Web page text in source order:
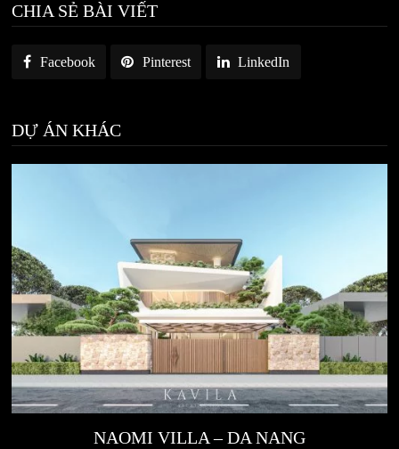
CHIA SẺ BÀI VIẾT
Facebook Pinterest LinkedIn
DỰ ÁN KHÁC
NAOMI VILLA – DA NANG